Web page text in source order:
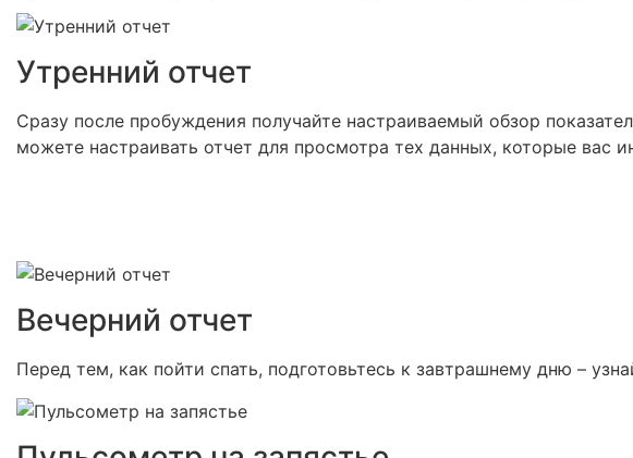
Утренний отчет
Сразу после пробуждения получайте настраиваемый обзор
можете настраивать отчет для просмотра тех данных, которые вас
Вечерний отчет
Перед тем, как пойти спать, подготовьтесь к завтрашнему дню –